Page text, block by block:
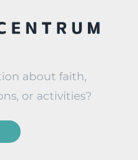
about faith,
or activities?